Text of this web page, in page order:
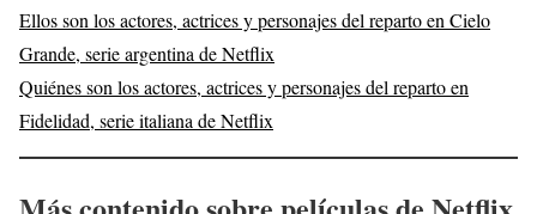
Ellos son los actores, actrices y personajes del reparto en Cielo
Grande, serie argentina de Netflix
Quiénes son los actores, actrices y personajes del reparto en
Fidelidad, serie italiana de Netflix